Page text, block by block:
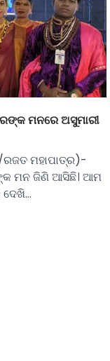
ମନରେ ଅସୁମାରୀ
ମହାପାତ୍ର)-
ମନ ଜିଣି ଆସିଛି। ଆମ